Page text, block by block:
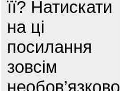
її? Натискати
на ці
посилання
зовсім
необов’язково